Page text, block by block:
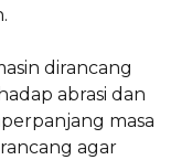
dirancang
abrasi dan
masa
agar